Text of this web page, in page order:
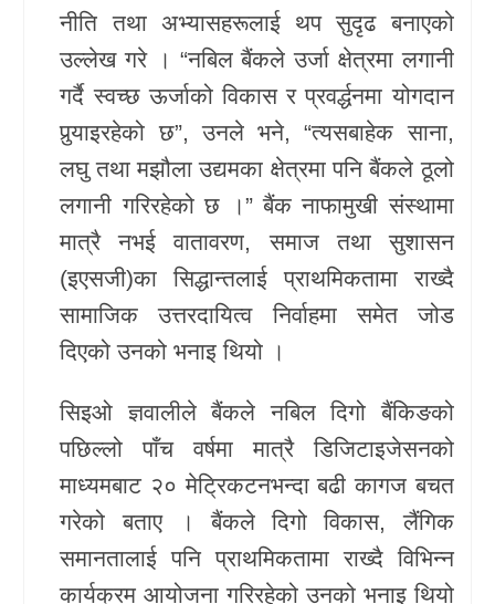
नीति तथा अभ्यासहरूलाई थप सुदृढ बनाएको
उल्लेख गरे । “नबिल बैंकले उर्जा क्षेत्रमा लगानी
गर्दै स्वच्छ ऊर्जाको विकास र प्रवर्द्धनमा योगदान
पुर्‍याइरहेको छ”, उनले भने, “त्यसबाहेक साना,
लघु तथा मझौला उद्यमका क्षेत्रमा पनि बैंकले ठूलो
लगानी गरिरहेको छ ।” बैंक नाफामुखी संस्थामा
मात्रै नभई वातावरण, समाज तथा सुशासन
(इएसजी)का सिद्धान्तलाई प्राथमिकतामा राख्दै
सामाजिक उत्तरदायित्व निर्वाहमा समेत जोड
दिएको उनको भनाइ थियो ।
सिइओ ज्ञवालीले बैंकले नबिल दिगो बैंकिङको
पछिल्लो पाँच वर्षमा मात्रै डिजिटाइजेसनको
माध्यमबाट २० मेट्रिकटनभन्दा बढी कागज बचत
गरेको बताए । बैंकले दिगो विकास, लैंगिक
समानतालाई पनि प्राथमिकतामा राख्दै विभिन्न
कार्यक्रम आयोजना गरिरहेको उनको भनाइ थियो